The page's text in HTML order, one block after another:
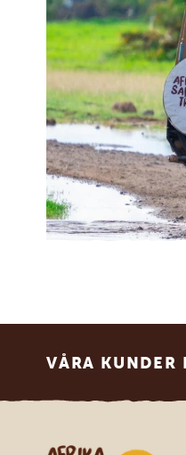
VÅRA KUNDER